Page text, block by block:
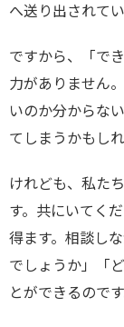
へ送り出されてい
ですから、「で
力がありません
いのか分からな
てしまうかもしれ
けれども、私た
す。共にいてく
得ます。相談し
でしょうか」「
とができるのです